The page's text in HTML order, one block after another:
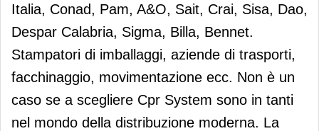
Italia, Conad, Pam, A&O, Sait, Crai, Sisa, Dao,
Despar Calabria, Sigma, Billa, Bennet.
Stampatori di imballaggi, aziende di trasporti,
facchinaggio, movimentazione ecc. Non è un
caso se a scegliere Cpr System sono in tanti
nel mondo della distribuzione moderna. La